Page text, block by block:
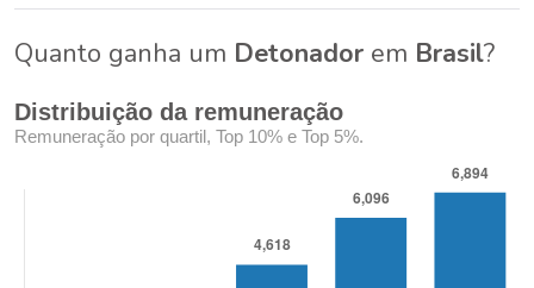
Quanto ganha um Detonador em Brasil?
Distribuição da remuneração
Remuneração por quartil, Top 10% e Top 5%.